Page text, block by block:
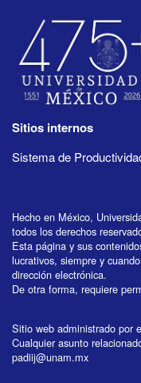
Sitios internos
Sistema de
Hecho en México,
todos los derechos
Esta página y sus
lucrativos, siempre y
dirección electrónica.
De otra forma, requiere
Sitio web administrado por
Cualquier asunto
padiij@unam.mx